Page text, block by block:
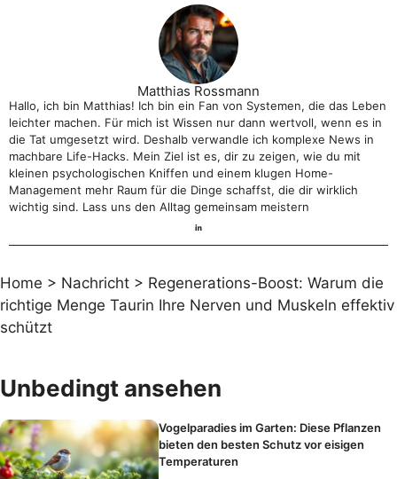
Matthias Rossmann
Hallo, ich bin Matthias! Ich bin ein Fan von Systemen, die das Leben
leichter machen. Für mich ist Wissen nur dann wertvoll, wenn es in
die Tat umgesetzt wird. Deshalb verwandle ich komplexe News in
machbare Life-Hacks. Mein Ziel ist es, dir zu zeigen, wie du mit
kleinen psychologischen Kniffen und einem klugen Home-
Management mehr Raum für die Dinge schaffst, die dir wirklich
wichtig sind. Lass uns den Alltag gemeinsam meistern
Home > Nachricht > Regenerations-Boost: Warum die
richtige Menge Taurin Ihre Nerven und Muskeln effektiv
schützt
Unbedingt ansehen
Vogelparadies im Garten: Diese Pflanzen
bieten den besten Schutz vor eisigen
Temperaturen